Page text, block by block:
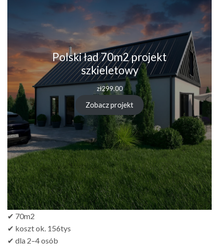
Polski ład 70m2 projekt
szkieletowy
zł299.00
Zobacz projekt
✔ 70m2
✔ koszt ok. 156tys
✔ dla 2–4 osób